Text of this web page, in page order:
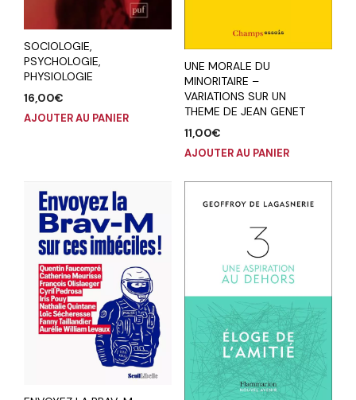
SOCIOLOGIE,
PSYCHOLOGIE,
PHYSIOLOGIE
16,00€
AJOUTER AU PANIER
UNE MORALE DU
MINORITAIRE –
VARIATIONS SUR UN
THEME DE JEAN GENET
11,00€
AJOUTER AU PANIER